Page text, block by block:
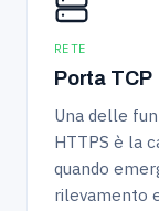
RETE
Porta TCP
Una delle
HTTPS è la
quando
rilevamento